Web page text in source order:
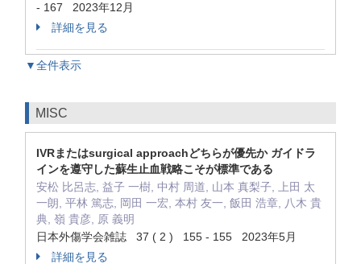
- 167 2023年12月
詳細を見る
▼全件表示
MISC
IVRまたはsurgical approachどちらが優先か ガイドラ
インを遵守した蘇生止血戦略こそが標準である
安松 比呂志, 益子 一樹, 中村 周道, 山本 真梨子, 上田 太
一朗, 平林 篤志, 岡田 一宏, 本村 友一, 飯田 浩章, 八木 貴
典, 嶺 貴彦, 原 義明
日本外傷学会雑誌 37 ( 2 ) 155 - 155 2023年5月
詳細を見る